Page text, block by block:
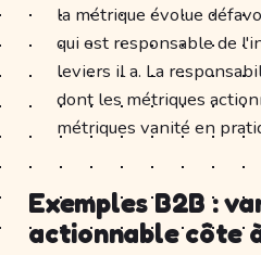
la métrique évolue
qui est responsable de
leviers il a. La
dont les métriques
métriques vanité en
Exemples B2B :
actionnable côte